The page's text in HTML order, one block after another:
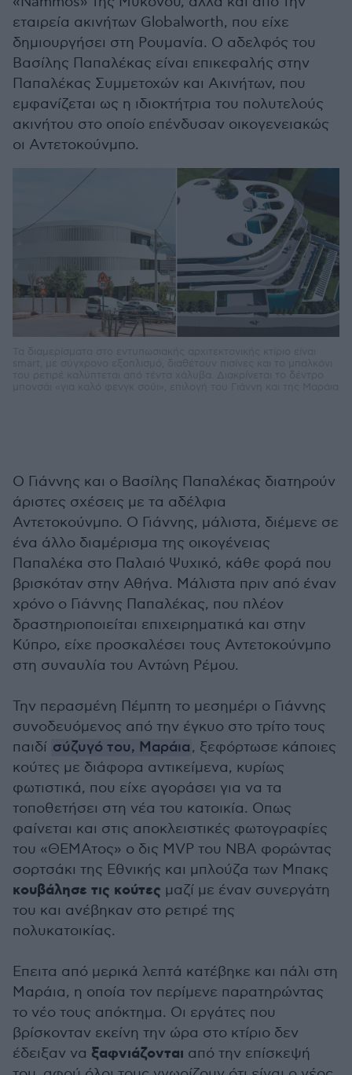
εταιρεία ακινήτων Globalworth, που είχε
δημιουργήσει στη Ρουμανία. Ο αδελφός του
Βασίλης Παπαλέκας είναι επικεφαλής στην
Παπαλέκας Συμμετοχών και Ακινήτων, που
εμφανίζεται ως η ιδιοκτήτρια του πολυτελούς
ακινήτου στο οποίο επένδυσαν οικογενειακώς
οι Αντετοκούνμπο.
Ο Γιάννης και ο Βασίλης Παπαλέκας διατηρούν
άριστες σχέσεις με τα αδέλφια
Αντετοκούνμπο. Ο Γιάννης, μάλιστα, διέμενε σε
ένα άλλο διαμέρισμα της οικογένειας
Παπαλέκα στο Παλαιό Ψυχικό, κάθε φορά που
βρισκόταν στην Αθήνα. Μάλιστα πριν από έναν
χρόνο ο Γιάννης Παπαλέκας, που πλέον
δραστηριοποιείται επιχειρηματικά και στην
Κύπρο, είχε προσκαλέσει τους Αντετοκούνμπο
στη συναυλία του Αντώνη Ρέμου.
Την περασμένη Πέμπτη το μεσημέρι ο Γιάννης
συνοδευόμενος από την έγκυο στο τρίτο τους
παιδί σύζυγό του, Μαράια, ξεφόρτωσε κάποιες
κούτες με διάφορα αντικείμενα, κυρίως
φωτιστικά, που είχε αγοράσει για να τα
τοποθετήσει στη νέα του κατοικία. Οπως
φαίνεται και στις αποκλειστικές φωτογραφίες
του «ΘΕΜΑτος» ο δις MVP του ΝΒΑ φορώντας
σορτσάκι της Εθνικής και μπλούζα των Μπακς
κουβάλησε τις κούτες μαζί με έναν συνεργάτη
του και ανέβηκαν στο ρετιρέ της
πολυκατοικίας.
Επειτα από μερικά λεπτά κατέβηκε και πάλι στη
Μαράια, η οποία τον περίμενε παρατηρώντας
το νέο τους απόκτημα. Οι εργάτες που
βρίσκονταν εκείνη την ώρα στο κτίριο δεν
έδειξαν να ξαφνιάζονται από την επίσκεψή